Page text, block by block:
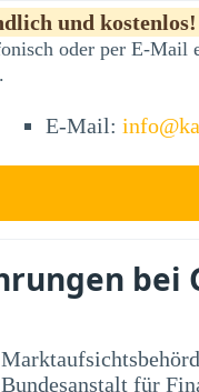
und kostenlos!
oder per E-Mail
E-Mail:
bei
Bundesanstalt für